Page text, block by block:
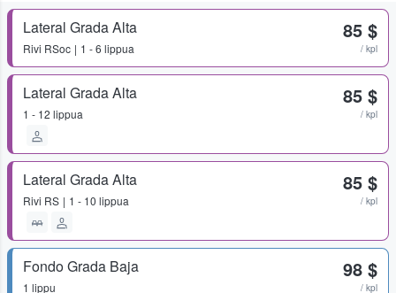
Lateral Grada Alta
Rivi RSoc 1 - 6 lippua
85 $
/ kpl
Lateral Grada Alta
1 - 12 lippua
85 $
/ kpl
Lateral Grada Alta
Rivi RS 1 - 10 lippua
85 $
/ kpl
Fondo Grada Baja
1 lippu
98 $
/ kpl